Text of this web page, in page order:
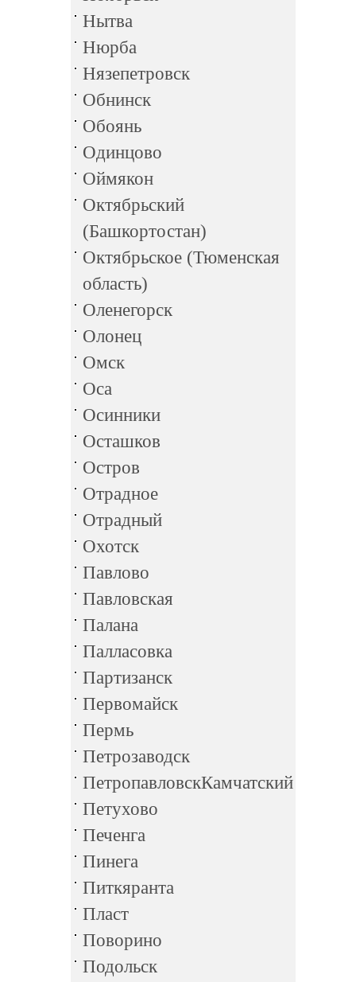
Нытва
Нюрба
Нязепетровск
Обнинск
Обоянь
Одинцово
Оймякон
Октябрьский
(Башкортостан)
Октябрьское (Тюменская
область)
Оленегорск
Олонец
Омск
Оса
Осинники
Осташков
Остров
Отрадное
Отрадный
Охотск
Павлово
Павловская
Палана
Палласовка
Партизанск
Первомайск
Пермь
Петрозаводск
ПетропавловскКамчатский
Петухово
Печенга
Пинега
Питкяранта
Пласт
Поворино
Подольск